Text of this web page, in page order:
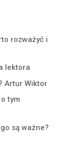
rozważyć i
lektora
Artur Wiktor
tym
są ważne?